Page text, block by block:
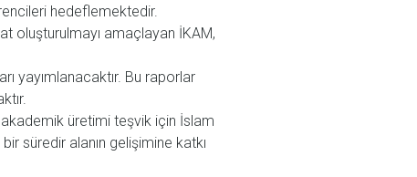
hedeflemektedir.
oluşturulmayı amaçlayan İKAM,
yayımlanacaktır. Bu raporlar
akademik üretimi teşvik için İslam
süredir alanın gelişimine katkı